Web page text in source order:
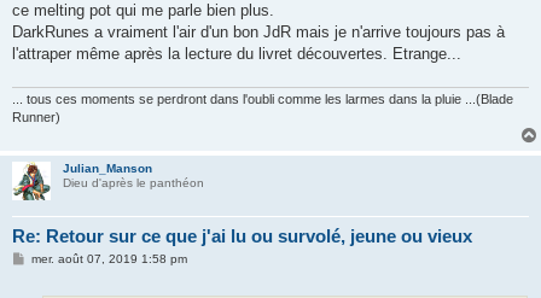
ce melting pot qui me parle bien plus.
DarkRunes a vraiment l'air d'un bon JdR mais je n'arrive toujours pas à
l'attraper même après la lecture du livret découvertes. Etrange...
... tous ces moments se perdront dans l'oubli comme les larmes dans la pluie ...(Blade
Runner)
Julian_Manson
Dieu d'après le panthéon
Re: Retour sur ce que j'ai lu ou survolé, jeune ou vieux
Mmer. août 07, 2019 1:58 pm